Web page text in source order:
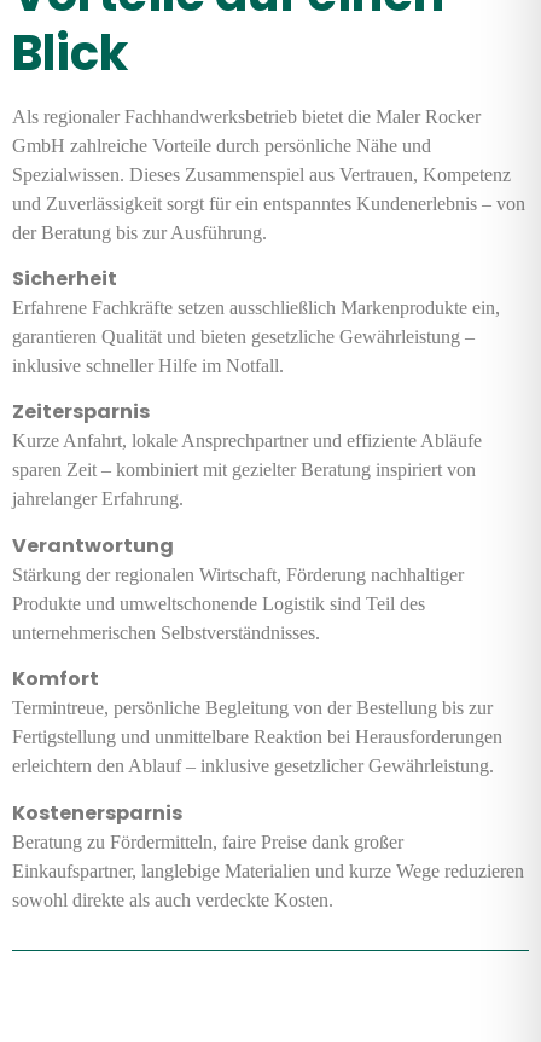
Blick
Als regionaler Fachhandwerksbetrieb bietet die Maler Rocker
GmbH zahlreiche Vorteile durch persönliche Nähe und
Spezialwissen. Dieses Zusammenspiel aus Vertrauen, Kompetenz
und Zuverlässigkeit sorgt für ein entspanntes Kundenerlebnis – von
der Beratung bis zur Ausführung.
Sicherheit
Erfahrene Fachkräfte setzen ausschließlich Markenprodukte ein,
garantieren Qualität und bieten gesetzliche Gewährleistung –
inklusive schneller Hilfe im Notfall.
Zeitersparnis
Kurze Anfahrt, lokale Ansprechpartner und effiziente Abläufe
sparen Zeit – kombiniert mit gezielter Beratung inspiriert von
jahrelanger Erfahrung.
Verantwortung
Stärkung der regionalen Wirtschaft, Förderung nachhaltiger
Produkte und umweltschonende Logistik sind Teil des
unternehmerischen Selbstverständnisses.
Komfort
Termintreue, persönliche Begleitung von der Bestellung bis zur
Fertigstellung und unmittelbare Reaktion bei Herausforderungen
erleichtern den Ablauf – inklusive gesetzlicher Gewährleistung.
Kostenersparnis
Beratung zu Fördermitteln, faire Preise dank großer
Einkaufspartner, langlebige Materialien und kurze Wege reduzieren
sowohl direkte als auch verdeckte Kosten.